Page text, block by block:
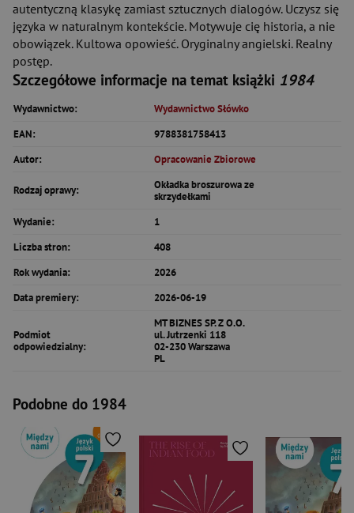
autentyczną klasykę zamiast sztucznych dialogów. Uczysz się
języka w naturalnym kontekście. Motywuje cię historia, a nie
obowiązek. Kultowa opowieść. Oryginalny angielski. Realny
postęp.
Szczegółowe informacje na temat książki 1984
Wydawnictwo:
Wydawnictwo Słówko
EAN:
9788381758413
Autor:
Opracowanie Zbiorowe
Rodzaj oprawy:
Okładka broszurowa ze
skrzydełkami
Wydanie:
1
Liczba stron:
408
Rok wydania:
2026
Data premiery:
2026-06-19
Podmiot
odpowiedzialny:
MT BIZNES SP. Z O.O.
ul. Jutrzenki 118
02-230 Warszawa
PL
Podobne do 1984